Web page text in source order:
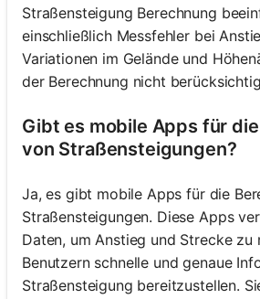
Straßensteigung Berechnung
einschließlich Messfehler bei
Variationen im Gelände und
der Berechnung nicht
Gibt es mobile Apps für
von Straßensteigungen?
Ja, es gibt mobile Apps für die
Straßensteigungen. Diese Apps
Daten, um Anstieg und Strecke zu
Benutzern schnelle und genaue
Straßensteigung bereitzustellen.